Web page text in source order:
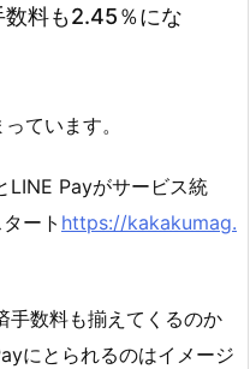
数料も2.45％にな
ています。
LINE Payがサービス統
ート https://kakakumag.
手数料も揃えてくるのか
にとられるのはイメージ